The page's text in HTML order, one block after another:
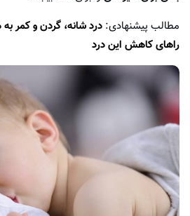
مطالب پیشنهادی: درد شانه، گردن و کمر
راهای کاهش این درد